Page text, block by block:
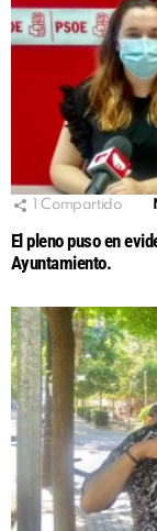
Compartido
El pleno puso en
Ayuntamiento.